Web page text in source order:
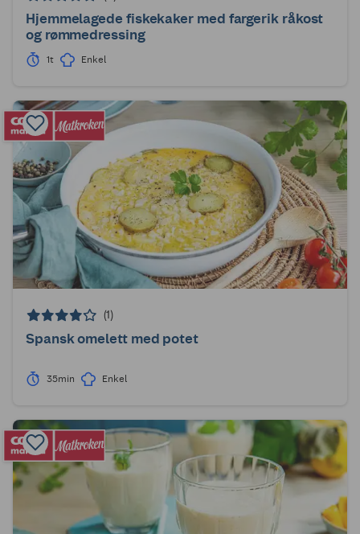
Hjemmelagede fiskekaker med fargerik råkost
og rømmedressing
1t Enkel
(1)
Spansk omelett med potet
35min Enkel